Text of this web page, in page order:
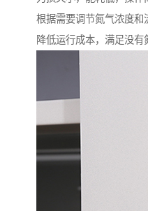
根据需要调节氮气浓度和
降低运行成本，满足没有